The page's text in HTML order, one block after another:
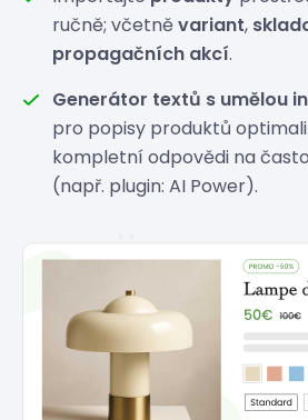
ručně; včetněvariant,
propagačních akcí.
Generátor textů s umělou
pro popisy produktů
kompletní odpovědi na
(např. plugin: AI Power).